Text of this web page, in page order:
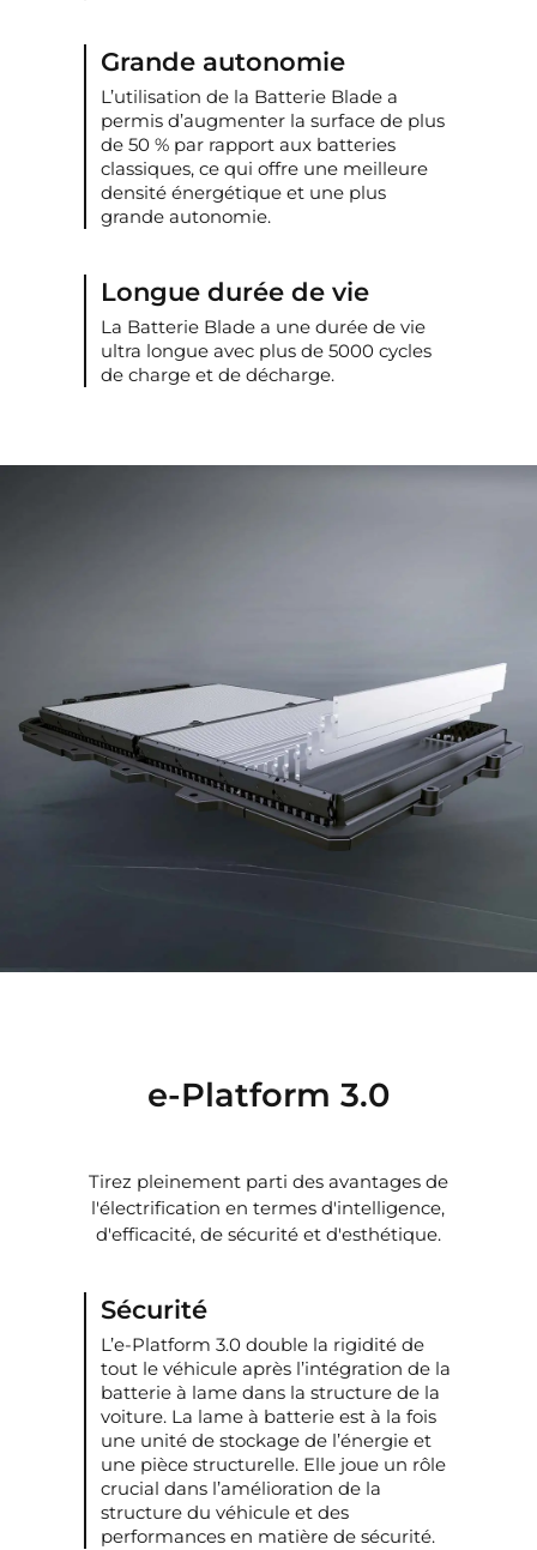
Grande autonomie
L’utilisation de la Batterie Blade a
permis d’augmenter la surface de plus
de 50 % par rapport aux batteries
classiques, ce qui offre une meilleure
densité énergétique et une plus
grande autonomie.
Longue durée de vie
La Batterie Blade a une durée de vie
ultra longue avec plus de 5000 cycles
de charge et de décharge.
e-Platform 3.0
Tirez pleinement parti des avantages de
l'électrification en termes d'intelligence,
d'efficacité, de sécurité et d'esthétique.
Sécurité
L’e-Platform 3.0 double la rigidité de
tout le véhicule après l’intégration de la
batterie à lame dans la structure de la
voiture. La lame à batterie est à la fois
une unité de stockage de l’énergie et
une pièce structurelle. Elle joue un rôle
crucial dans l’amélioration de la
structure du véhicule et des
performances en matière de sécurité.